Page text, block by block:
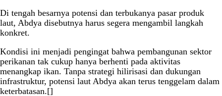
Di tengah besarnya potensi dan terbukanya pasar produk
laut, Abdya disebutnya harus segera mengambil langkah
konkret.
Kondisi ini menjadi pengingat bahwa pembangunan sektor
perikanan tak cukup hanya berhenti pada aktivitas
menangkap ikan. Tanpa strategi hilirisasi dan dukungan
infrastruktur, potensi laut Abdya akan terus tenggelam dalam
keterbatasan.[]